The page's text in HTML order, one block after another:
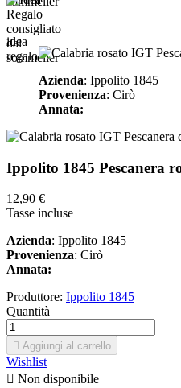
consigliato
dal
sommelier
idea
regalo
Azienda: Ippolito 1845
Provenienza: Cirò
Annata:
Ippolito 1845 Pescanera
12,90 €
Tasse incluse
Azienda: Ippolito 1845
Provenienza: Cirò
Annata:
Produttore: Ippolito 1845
Quantità
 Aggiungi al carrello
Wishlist
 Non disponibile